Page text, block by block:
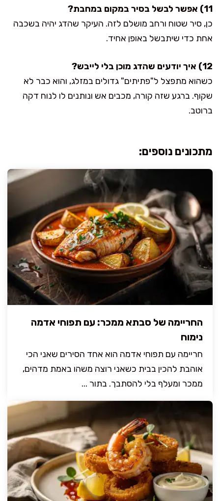
11) אפשר לבשל בסיר במקום במחבת?
כן, סיר שטוח ורחב מושלם לזה. העיקר שהדג יהיה בשכבה
אחת כדי שיתבשל באופן אחיד.
12) איך יודעים שהדג מוכן בלי לייבש?
כשהוא מתפצל ל"פתיתים" גדולים במזלג, והוא כבר לא
שקוף. ברגע שזה קורה, מכבים אש ונותנים לו לנוח דקה
ברוטב.
מתכונים נוספים:
החריימה של סבתא ממכר: עם תפוחי אדמה
נימוח
חריימה עם תפוחי אדמה הוא אחד הסירים שאני הכי
אוהבת להכין בבית כשאני רוצה משהו באמת מדהים,
ממכר ומעלף בלי להסתבך. בתור ...